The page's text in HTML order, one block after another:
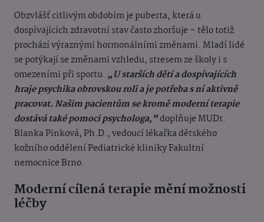
Obzvlášť citlivým obdobím je puberta, která u
dospívajících zdravotní stav často zhoršuje – tělo totiž
prochází výraznými hormonálními změnami. Mladí lidé
se potýkají se změnami vzhledu, stresem ze školy i s
omezeními při sportu. „U starších dětí a dospívajících
hraje psychika obrovskou roli a je potřeba s ní aktivně
pracovat. Našim pacientům se kromě moderní terapie
dostává také pomoci psychologa,“doplňuje MUDr.
Blanka Pinková, Ph.D., vedoucí lékařka dětského
kožního oddělení Pediatrické kliniky Fakultní
nemocnice Brno.
Moderní cílená terapie mění možnosti
léčby